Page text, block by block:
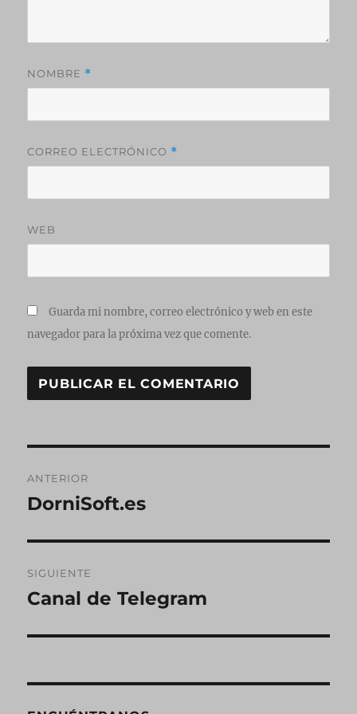
NOMBRE *
CORREO ELECTRÓNICO *
WEB
Guarda mi nombre, correo electrónico y web en este
navegador para la próxima vez que comente.
de
ANTERIOR
Entrada
DorniSoft.es
SIGUIENTE
Entrada
Canal de Telegram